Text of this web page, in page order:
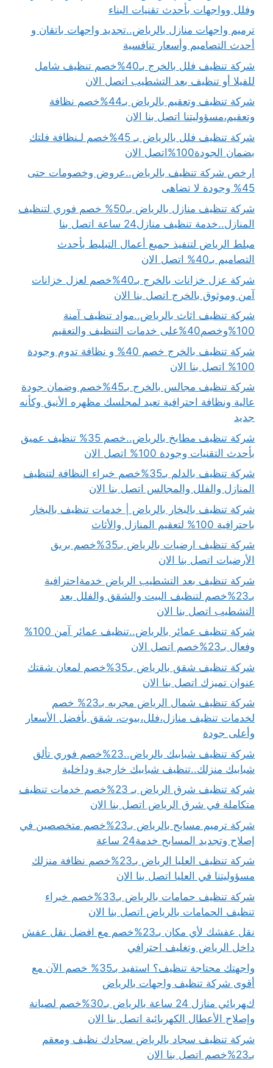
وفلل وواجهات بأحدث تقنيات البناء
ترميم واجهات منازل بالرياض..تجديد واجهات باتقان و
أحدث التصاميم وأسعار تنافسية
شركة تنظيف فلل بالخرج بـ40%خصم تنظيف شامل
للفيلا أو تنظيف بعد التشطيب اتصل الان
شركة تنظيف وتعقيم بالرياض بـ44%خصم نظافة
وتعقيم،مسؤوليتنا اتصل بنا الان
شركة تنظيف فلل بالرياض بـ 45%خصم لـنظافة فلتك
بضمان الجودة100%اتصل الان
ارخص شركة تنظيف بالرياض..عروض وخصومات حتى
45% وجودة لا تضاهى
شركة تنظيف منازل بالرياض بـ50% خصم فوري لتنظيف
المنازل..خدمة تنظيف منازل24 ساعة اتصل بنا
مبلط الرياض لتنفيذ جميع أعمال التبليط بأحدث
التصاميم بـ40% اتصل الان
شركة عزل خزانات بالخرج بـ40%خصم لعزل خزانات
آمن وموثوق بالخرج اتصل بنا الان
شركة تنظيف اثاث بالرياض..مواد تنظيف آمنة
100%وخصم40%على خدمات التنظيف والتعقيم
شركة تنظيف بالخرج خصم 40% و نظافة تدوم وجودة
100% اتصل بنا الان
شركة تنظيف مجالس بالخرج بـ45%خصم وضمان جودة
عالية ونظافة احترافية تعيد لمجلسك مظهره الأنيق وكأنه
جديد
شركة تنظيف مطابخ بالرياض..خصم 35% تنظيف عميق
بأحدث التقنيات وجودة 100% اتصل الان
شركة تنظيف بالدلم بـ35%خصم خبراء النظافة لتنظيف
المنازل والفلل والمجالس اتصل بنا الان
شركة تنظيف بالبخار بالرياض | خدمات تنظيف بالبخار
باحترافية 100% لتعقيم المنازل والأثاث
شركة تنظيف ارضيات بالرياض بـ35%خصم بريق
الأرضيات اتصل بنا الان
شركة تنظيف بعد التشطيب الرياض خدمةاحترافية
بـ23%خصم لتنظيف البيت والشقق والفلل بعد
التشطيب اتصل بنا الان
شركة تنظيف عمائر بالرياض..تنظيف عمائر آمن 100%
وفعال بـ23%خصم اتصل الان
شركة تنظيف شقق بالرياض بـ35%خصم لمعان شقتك
عنوان تميزك اتصل بنا الان
شركة تنظيف شمال الرياض مجربه بـ23% خصم
لخدمات تنظيف منازل،فلل،بيوت، شقق بأفضل الأسعار
وأعلى جودة
شركة تنظيف شبابيك بالرياض..23%خصم فوري تألق
شبابيك منزلك..تنظيف شبابيك خارجية وداخلية
شركة تنظيف شرق الرياض بـ 23%خصم خدمات تنظيف
متكاملة في شرق الرياض اتصل بنا الان
شركة ترميم مسابح بالرياض بـ23%خصم متخصصين في
إصلاح وتجديد المسابح خدمة24 ساعة
شركة تنظيف العليا الرياض بـ23%خصم نظافة منزلك
مسؤوليتنا في العليا اتصل بنا الان
شركة تنظيف حمامات بالرياض بـ33%خصم خبراء
تنظيف الحمامات بالرياض اتصل بنا الان
نقل عفشك لأي مكان بـ23%خصم مع افضل نقل عفش
داخل الرياض وتغليف احترافي
واجهتك محتاجة تنظيف؟ استفيد بـ35% خصم الآن مع
أقوى شركة تنظيف واجهات بالرياض
كهربائي منازل 24 ساعة بالرياض بـ30%خصم لصيانة
وإصلاح الأعطال الكهربائية اتصل بنا الان
شركة تنظيف سجاد بالرياض سجادك نظيف ومعقم
بـ23%خصم اتصل بنا الان